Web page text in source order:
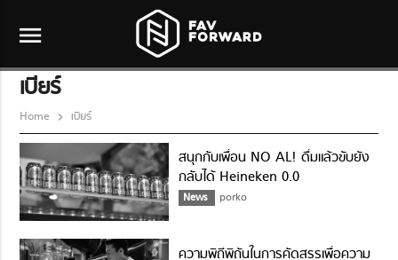
menu
เบียร์
Home เบียร์
สนุกกับเพื่อน NO AL! ดื่มแล้วขับยัง
กลับได้ Heineken 0.0
News porko
ความพิถีพิถันในการคัดสรรเพื่อความ